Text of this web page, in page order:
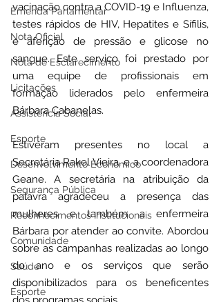
Emenda Parlamentar
Nota Oficial
Nota de Esclarecimento
Licitações
Assistência Social
Esporte
Desenvolvimento Econômico
Segurança Pública
Reconhecimentos Institucionais
Comunidade
Saúde
Esporte
vacinação contra a COVID-19 e Influenza,
testes rápidos de HIV, Hepatites e Sífilis,
e aferição de pressão e glicose no
sangue. Este serviço foi prestado por
uma equipe de profissionais em
formação liderados pelo enfermeira
Bárbara Cabanelas.
Estiveram presentes no local a
Secretária Rakel Vieira, e a coordenadora
Geane. A secretária na atribuição da
palavra agradeceu a presença das
mulheres e também a enfermeira
Bárbara por atender ao convite. Abordou
sobre as campanhas realizadas ao longo
do ano e os serviços que serão
disponibilizados para os beneficentes